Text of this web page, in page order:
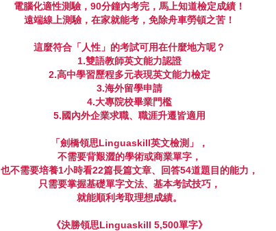
電腦化適性測驗， 90分鐘內考完，馬上知道檢定成績！
遠端線上測驗，在家就能考，免除舟車勞頓之苦！
這麼符合「人性」的考試可用在什麼地方呢？
1.雙語教師英文能力認證
2.高中學習歷程多元表現英文能力檢定
3.海外留學申請
4.大專院校畢業門檻
5.國內外企業求職、職涯升遷皆適用
「劍橋領思Linguaskill英文檢測」，
不需要背艱澀的學術或商業單字，
也不需要培養1小時看22篇長篇文章、回答54道題目的能力，
只需要掌握基礎單字文法、基本考試技巧，
就能順利考取理想成績。
《決勝領思Linguaskill 5,500單字》